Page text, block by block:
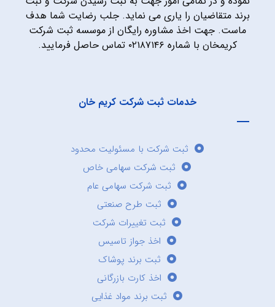
برند متقاضیان را یاری می نماید. جلب رضایت شما هدف
ماست. جهت اخذ مشاوره رایگان از موسسه ثبت شرکت
کریمخان با شماره ۰۲۱۸۷۱۴۶ تماس حاصل فرمایید.
خدمات ثبت شرکت کریم خان
ثبت شرکت با مسئولیت محدود
ثبت شرکت سهامی خاص
ثبت شرکت سهامی عام
ثبت طرح صنعتی
ثبت تغییرات شرکت
اخذ جواز تاسیس
ثبت برند پوشاک
اخذ کارت بازرگانی
ثبت برند مواد غذایی